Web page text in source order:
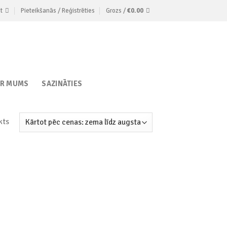
Pieteikšanās / Reģistrēties Grozs /€0.00
MUMS SAZINĀTIES